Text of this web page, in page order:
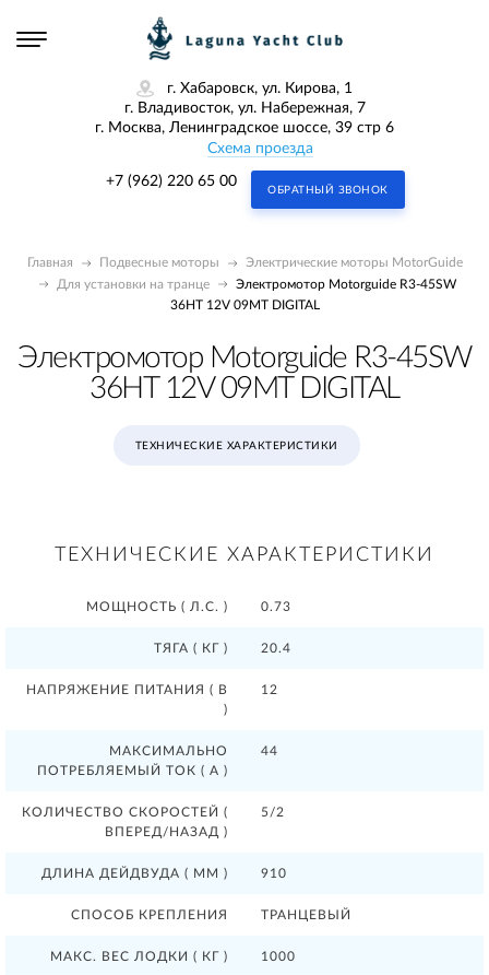
г. Хабаровск, ул. Кирова, 1
г. Владивосток, ул. Набережная, 7
г. Москва, Ленинградское шоссе, 39 стр 6
Схема проезда
+7 (962) 220 65 00
ОБРАТНЫЙ ЗВОНОК
Главная Подвесные моторы
Электрические моторы MotorGuide
Для установки на транце
Электромотор Motorguide R3-45SW
36HT 12V 09MT DIGITAL
Электромотор Motorguide R3-45SW
36HT 12V 09MT DIGITAL
ТЕХНИЧЕСКИЕ ХАРАКТЕРИСТИКИ
ТЕХНИЧЕСКИЕ ХАРАКТЕРИСТИКИ
МОЩНОСТЬ ( Л.С. ) 0.73
ТЯГА ( КГ ) 20.4
НАПРЯЖЕНИЕ ПИТАНИЯ ( В
)
12
МАКСИМАЛЬНО
ПОТРЕБЛЯЕМЫЙ ТОК ( А )
44
КОЛИЧЕСТВО СКОРОСТЕЙ (
ВПЕРЕД/НАЗАД )
5/2
ДЛИНА ДЕЙДВУДА ( ММ ) 910
СПОСОБ КРЕПЛЕНИЯ ТРАНЦЕВЫЙ
МАКС. ВЕС ЛОДКИ ( КГ ) 1000